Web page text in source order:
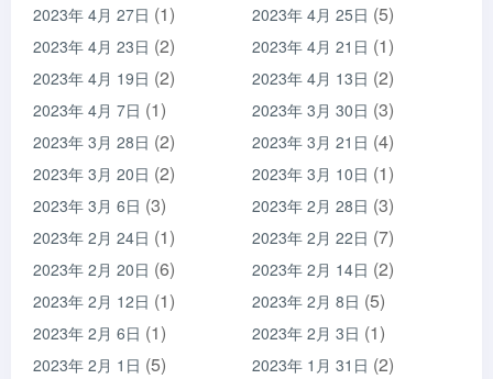
2023年 4月 27日 (1) 2023年 4月 25日 (5)
2023年 4月 23日 (2) 2023年 4月 21日 (1)
2023年 4月 19日 (2) 2023年 4月 13日 (2)
2023年 4月 7日 (1) 2023年 3月 30日 (3)
2023年 3月 28日 (2) 2023年 3月 21日 (4)
2023年 3月 20日 (2) 2023年 3月 10日 (1)
2023年 3月 6日 (3) 2023年 2月 28日 (3)
2023年 2月 24日 (1) 2023年 2月 22日 (7)
2023年 2月 20日 (6) 2023年 2月 14日 (2)
2023年 2月 12日 (1) 2023年 2月 8日 (5)
2023年 2月 6日 (1) 2023年 2月 3日 (1)
2023年 2月 1日 (5) 2023年 1月 31日 (2)